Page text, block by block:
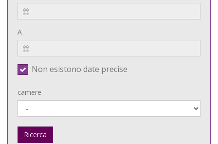
A
Non esistono date precise
camere
Ricerca